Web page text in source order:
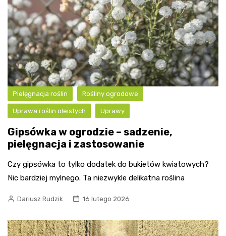
Pielęgnacja roślin Rośliny ogrodowe
Uprawa roślin oleistych Uprawy
Gipsówka w ogrodzie – sadzenie,
pielęgnacja i zastosowanie
Czy gipsówka to tylko dodatek do bukietów kwiatowych?
Nic bardziej mylnego. Ta niezwykle delikatna roślina
Dariusz Rudzik 16 lutego 2026